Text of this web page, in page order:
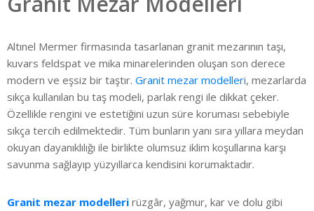
Altınel Mermer firmasında tasarlanan granit mezarının taşı,
kuvars feldspat ve mika minarelerinden oluşan son derece
modern ve eşsiz bir taştır. Granit mezar modelleri, mezarlarda
sıkça kullanılan bu taş modeli, parlak rengi ile dikkat çeker.
Özellikle rengini ve estetiğini uzun süre koruması sebebiyle
sıkça tercih edilmektedir. Tüm bunların yanı sıra yıllara meydan
okuyan dayanıklılığı ile birlikte olumsuz iklim koşullarına karşı
savunma sağlayıp yüzyıllarca kendisini korumaktadır.
Granit mezar modelleri rüzgâr, yağmur, kar ve dolu gibi